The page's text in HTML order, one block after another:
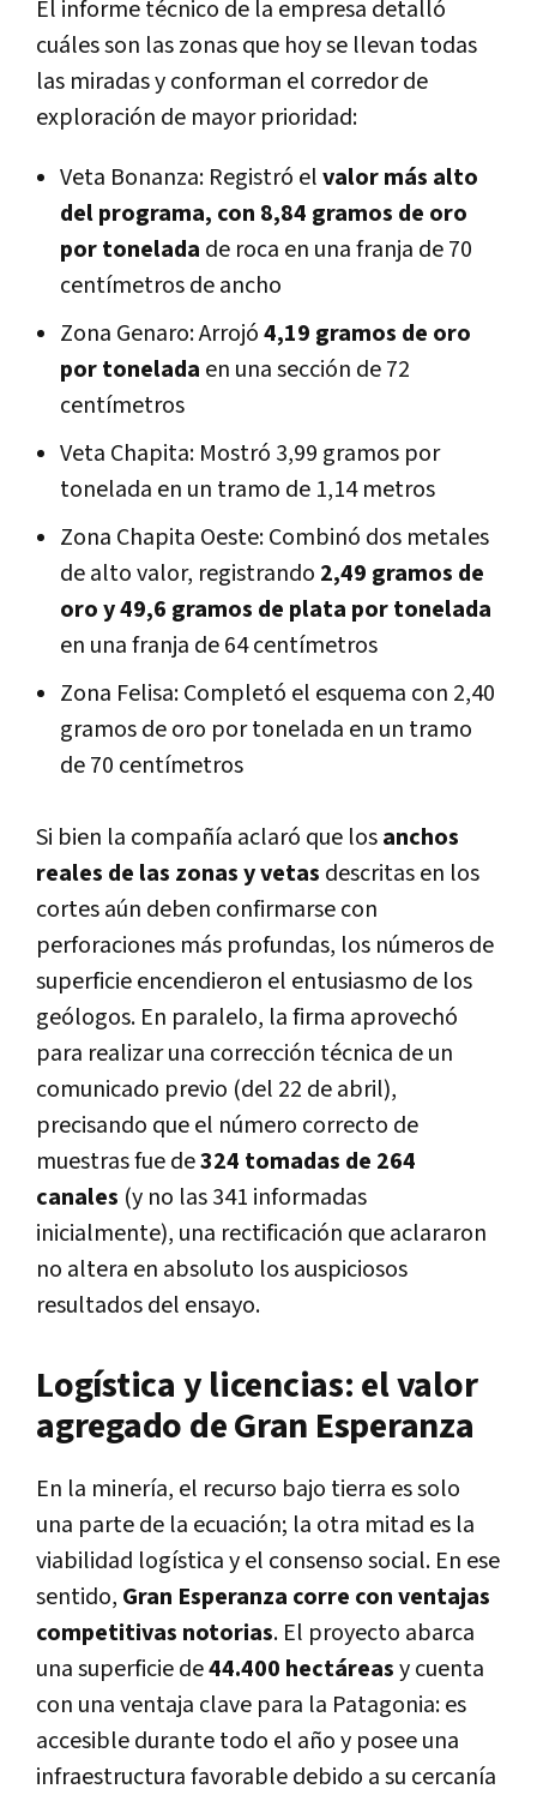
El informe técnico de la empresa detalló
cuáles son las zonas que hoy se llevan todas
las miradas y conforman el corredor de
exploración de mayor prioridad:
Veta Bonanza: Registró elvalor más alto
del programa, con 8,84 gramos de oro
por tonelada de roca en una franja de 70
centímetros de ancho
Zona Genaro: Arrojó4,19 gramos de oro
por tonelada en una sección de 72
centímetros
Veta Chapita: Mostró 3,99 gramos por
tonelada en un tramo de 1,14 metros
Zona Chapita Oeste: Combinó dos metales
de alto valor, registrando 2,49 gramos de
oro y 49,6 gramos de plata por tonelada
en una franja de 64 centímetros
Zona Felisa: Completó el esquema con 2,40
gramos de oro por tonelada en un tramo
de 70 centímetros
Si bien la compañía aclaró que losanchos
reales de las zonas y vetas descritas en los
cortes aún deben confirmarse con
perforaciones más profundas, los números de
superficie encendieron el entusiasmo de los
geólogos. En paralelo, la firma aprovechó
para realizar una corrección técnica de un
comunicado previo (del 22 de abril),
precisando que el número correcto de
muestras fue de324 tomadas de 264
canales (y no las 341 informadas
inicialmente), una rectificación que aclararon
no altera en absoluto los auspiciosos
resultados del ensayo.
Logística y licencias: el valor
agregado de Gran Esperanza
En la minería, el recurso bajo tierra es solo
una parte de la ecuación; la otra mitad es la
viabilidad logística y el consenso social. En ese
sentido, Gran Esperanza corre con ventajas
competitivas notorias. El proyecto abarca
una superficie de44.400 hectáreasy cuenta
con una ventaja clave para la Patagonia: es
accesible durante todo el año y posee una
infraestructura favorable debido a su cercanía